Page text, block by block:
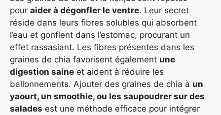
pour aider à dégonfler le ventre. Leur secret
réside dans leurs fibres solubles qui absorbent
l’eau et gonflent dans l’estomac, procurant un
effet rassasiant. Les fibres présentes dans les
graines de chia favorisent également une
digestion saine et aident à réduire les
ballonnements. Ajouter des graines de chia à un
yaourt, un smoothie, ou les saupoudrer sur des
salades est une méthode efficace pour intégrer